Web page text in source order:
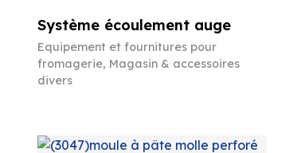
Système écoulement auge
Equipement et fournitures pour
fromagerie, Magasin & accessoires
divers